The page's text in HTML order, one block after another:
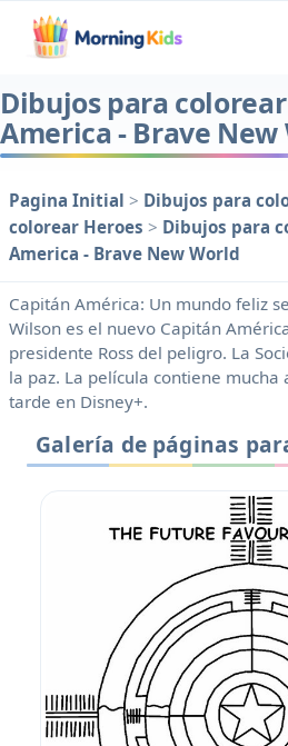
Dibujos para
America - Brave New
Pagina Initial > Dibujos para
colorear Heroes > Dibujos para
America - Brave New World
Capitán América: Un mundo feliz
Wilson es el nuevo Capitán
presidente Ross del peligro. La
la paz. La película contiene mucha
tarde en Disney+.
Galería de páginas